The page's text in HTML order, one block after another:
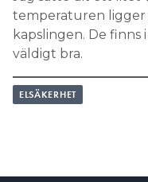
temperaturen ligger
kapslingen. De
väldigt bra.
ELSÄKERHET